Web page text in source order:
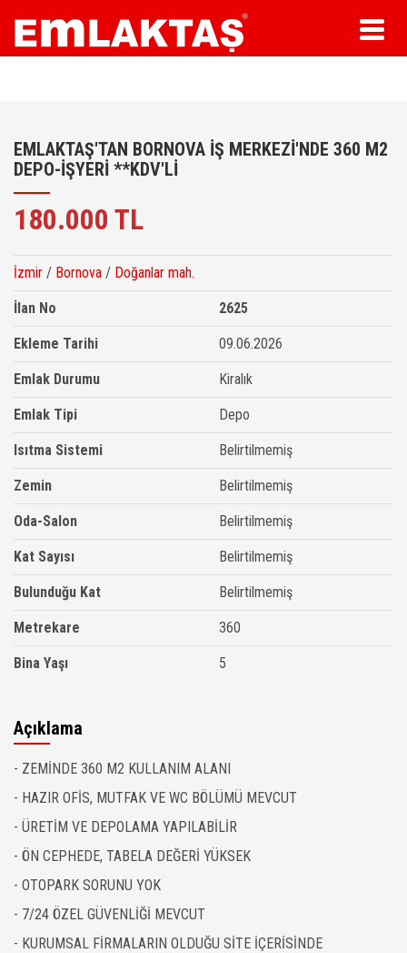
EMLAKTAŞ'TAN BORNOVA İŞ MERKEZİ'NDE 360 M2
DEPO-İŞYERİ **KDV'Lİ
180.000 TL
İzmir / Bornova / Doğanlar mah.
İlan No 2625
Ekleme Tarihi 09.06.2026
Emlak Durumu Kiralık
Emlak Tipi Depo
Isıtma Sistemi Belirtilmemiş
Zemin Belirtilmemiş
Oda-Salon Belirtilmemiş
Kat Sayısı Belirtilmemiş
Bulunduğu Kat Belirtilmemiş
Metrekare 360
Bina Yaşı 5
Açıklama
- ZEMİNDE 360 M2 KULLANIM ALANI
- HAZIR OFİS, MUTFAK VE WC BÖLÜMÜ MEVCUT
- ÜRETİM VE DEPOLAMA YAPILABİLİR
- ÖN CEPHEDE, TABELA DEĞERİ YÜKSEK
- OTOPARK SORUNU YOK
- 7/24 ÖZEL GÜVENLİĞİ MEVCUT
- KURUMSAL FİRMALARIN OLDUĞU SİTE İÇERİSİNDE